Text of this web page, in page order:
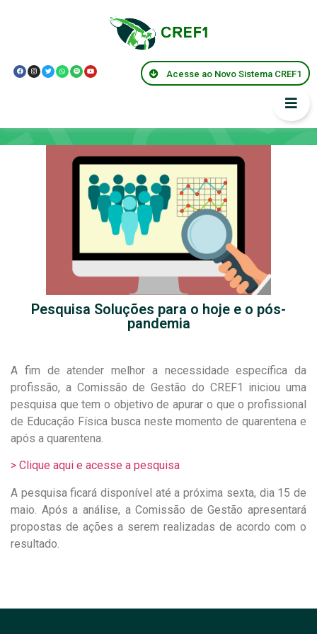
Acesse ao Novo Sistema CREF1
Pesquisa Soluções para o hoje e o pós-
pandemia
A fim de atender melhor a necessidade específica da
profissão, a Comissão de Gestão do CREF1 iniciou uma
pesquisa que tem o objetivo de apurar o que o profissional
de Educação Física busca neste momento de quarentena e
após a quarentena.
> Clique aqui e acesse a pesquisa
A pesquisa ficará disponível até a próxima sexta, dia 15 de
maio. Após a análise, a Comissão de Gestão apresentará
propostas de ações a serem realizadas de acordo com o
resultado.